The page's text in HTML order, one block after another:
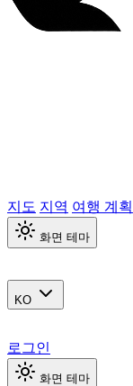
지도 지역 여행 계획
화면 테마
KO
로그인
화면 테마